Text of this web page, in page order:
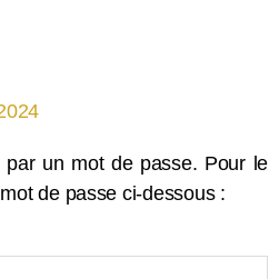
un mot de passe. Pour le
de passe ci-dessous :